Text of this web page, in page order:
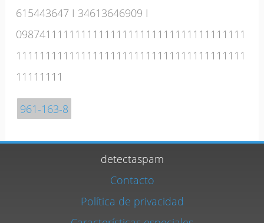
615443647 I 34613646909 I
098741111111111111111111111111111111111
111111111111111111111111111111111111111
11111111
961-163-8
detectaspam
Contacto
Política de privacidad